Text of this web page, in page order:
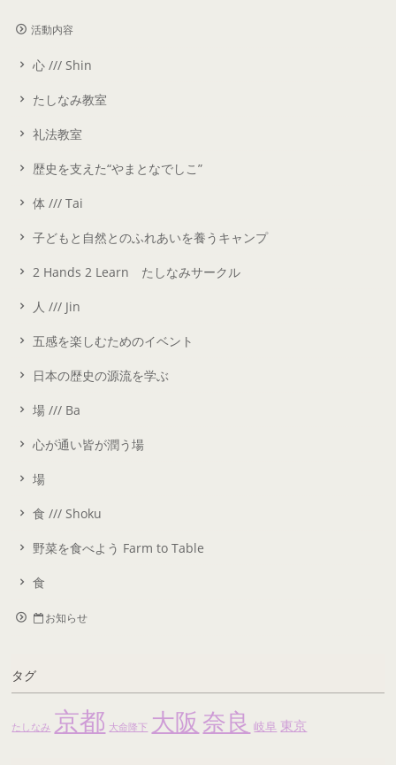
活動内容
心 /// Shin
たしなみ教室
礼法教室
歴史を支えた“やまとなでしこ”
体 /// Tai
子どもと自然とのふれあいを養うキャンプ
2 Hands 2 Learn たしなみサークル
人 /// Jin
五感を楽しむためのイベント
日本の歴史の源流を学ぶ
場 /// Ba
心が通い皆が潤う場
場
食 /// Shoku
野菜を食べよう Farm to Table
食
お知らせ
タグ
たしなみ 京都 大命降下 大阪 奈良 岐阜 東京